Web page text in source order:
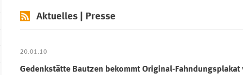
Aktuelles | Presse
20.01.10
Gedenkstätte Bautzen bekommt Original-